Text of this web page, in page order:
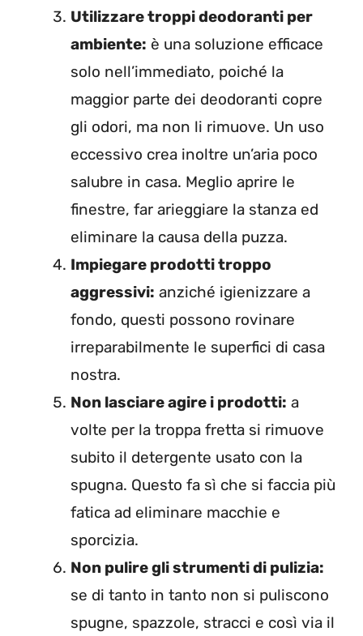
Utilizzare troppi deodoranti per
ambiente: è una soluzione efficace
solo nell’immediato, poiché la
maggior parte dei deodoranti copre
gli odori, ma non li rimuove. Un uso
eccessivo crea inoltre un’aria poco
salubre in casa. Meglio aprire le
finestre, far arieggiare la stanza ed
eliminare la causa della puzza.
Impiegare prodotti troppo
aggressivi: anziché igienizzare a
fondo, questi possono rovinare
irreparabilmente le superfici di casa
nostra.
Non lasciare agire i prodotti: a
volte per la troppa fretta si rimuove
subito il detergente usato con la
spugna. Questo fa sì che si faccia più
fatica ad eliminare macchie e
sporcizia.
Non pulire gli strumenti di pulizia:
se di tanto in tanto non si puliscono
spugne, spazzole, stracci e così via il